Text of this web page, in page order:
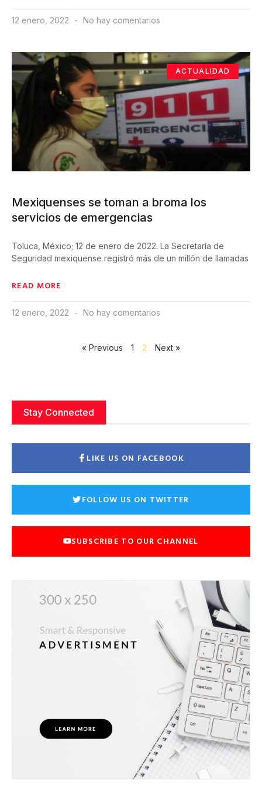
12 enero, 2022 No hay comentarios
ACTUALIDAD
Mexiquenses se toman a broma los
servicios de emergencias
Toluca, México; 12 de enero de 2022. La Secretaría de
Seguridad mexiquense registró más de un millón de llamadas
READ MORE
12 enero, 2022 No hay comentarios
« Previous 1 2 Next »
Stay Connected
LIKE US ON FACEBOOK
FOLLOW US ON TWITTER
SUBSCRIBE TO OUR CHANNEL